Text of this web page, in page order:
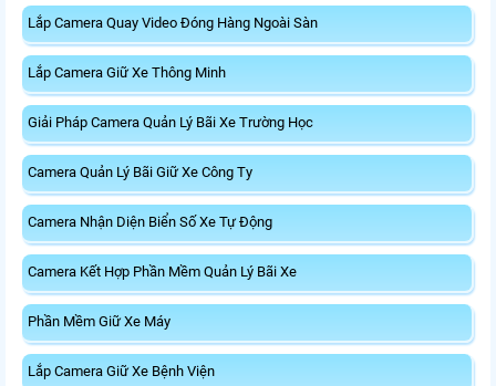
Lắp Camera Quay Video Đóng Hàng Ngoài Sàn
Lắp Camera Giữ Xe Thông Minh
Giải Pháp Camera Quản Lý Bãi Xe Trường Học
Camera Quản Lý Bãi Giữ Xe Công Ty
Camera Nhận Diện Biển Số Xe Tự Động
Camera Kết Hợp Phần Mềm Quản Lý Bãi Xe
Phần Mềm Giữ Xe Máy
Lắp Camera Giữ Xe Bệnh Viện